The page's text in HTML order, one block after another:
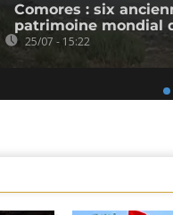
Comores : six
patrimoine mondial
25/07 - 15:22